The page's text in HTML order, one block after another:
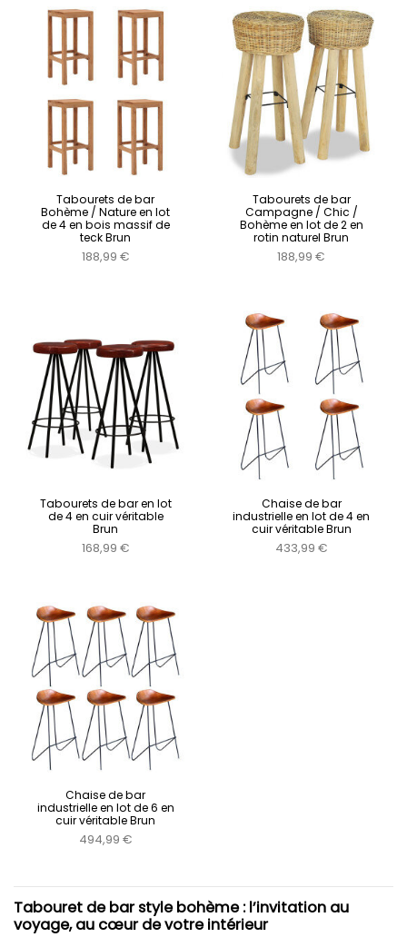
Tabourets de bar
Bohème / Nature en lot
de 4 en bois massif de
teck Brun
188,99 €
Tabourets de bar
Campagne / Chic /
Bohème en lot de 2 en
rotin naturel Brun
188,99 €
Tabourets de bar en lot
de 4 en cuir véritable
Brun
168,99 €
Chaise de bar
industrielle en lot de 4 en
cuir véritable Brun
433,99 €
Chaise de bar
industrielle en lot de 6 en
cuir véritable Brun
494,99 €
Tabouret de bar style bohème : l’invitation au
voyage, au cœur de votre intérieur